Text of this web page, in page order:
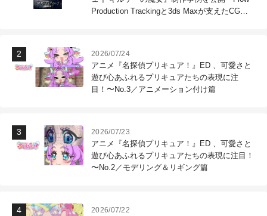
Production Trackingと3ds Maxが支えたCG制
2026/07/24
アニメ『名探偵プリキュア！』ED 、可愛さと
遊び心あふれるプリキュアたちの表現に注
目！〜No.3／アニメーション付け篇
2026/07/23
アニメ『名探偵プリキュア！』ED 、可愛さと
遊び心あふれるプリキュアたちの表現に注目！
〜No.2／モデリング＆リギング篇
2026/07/22